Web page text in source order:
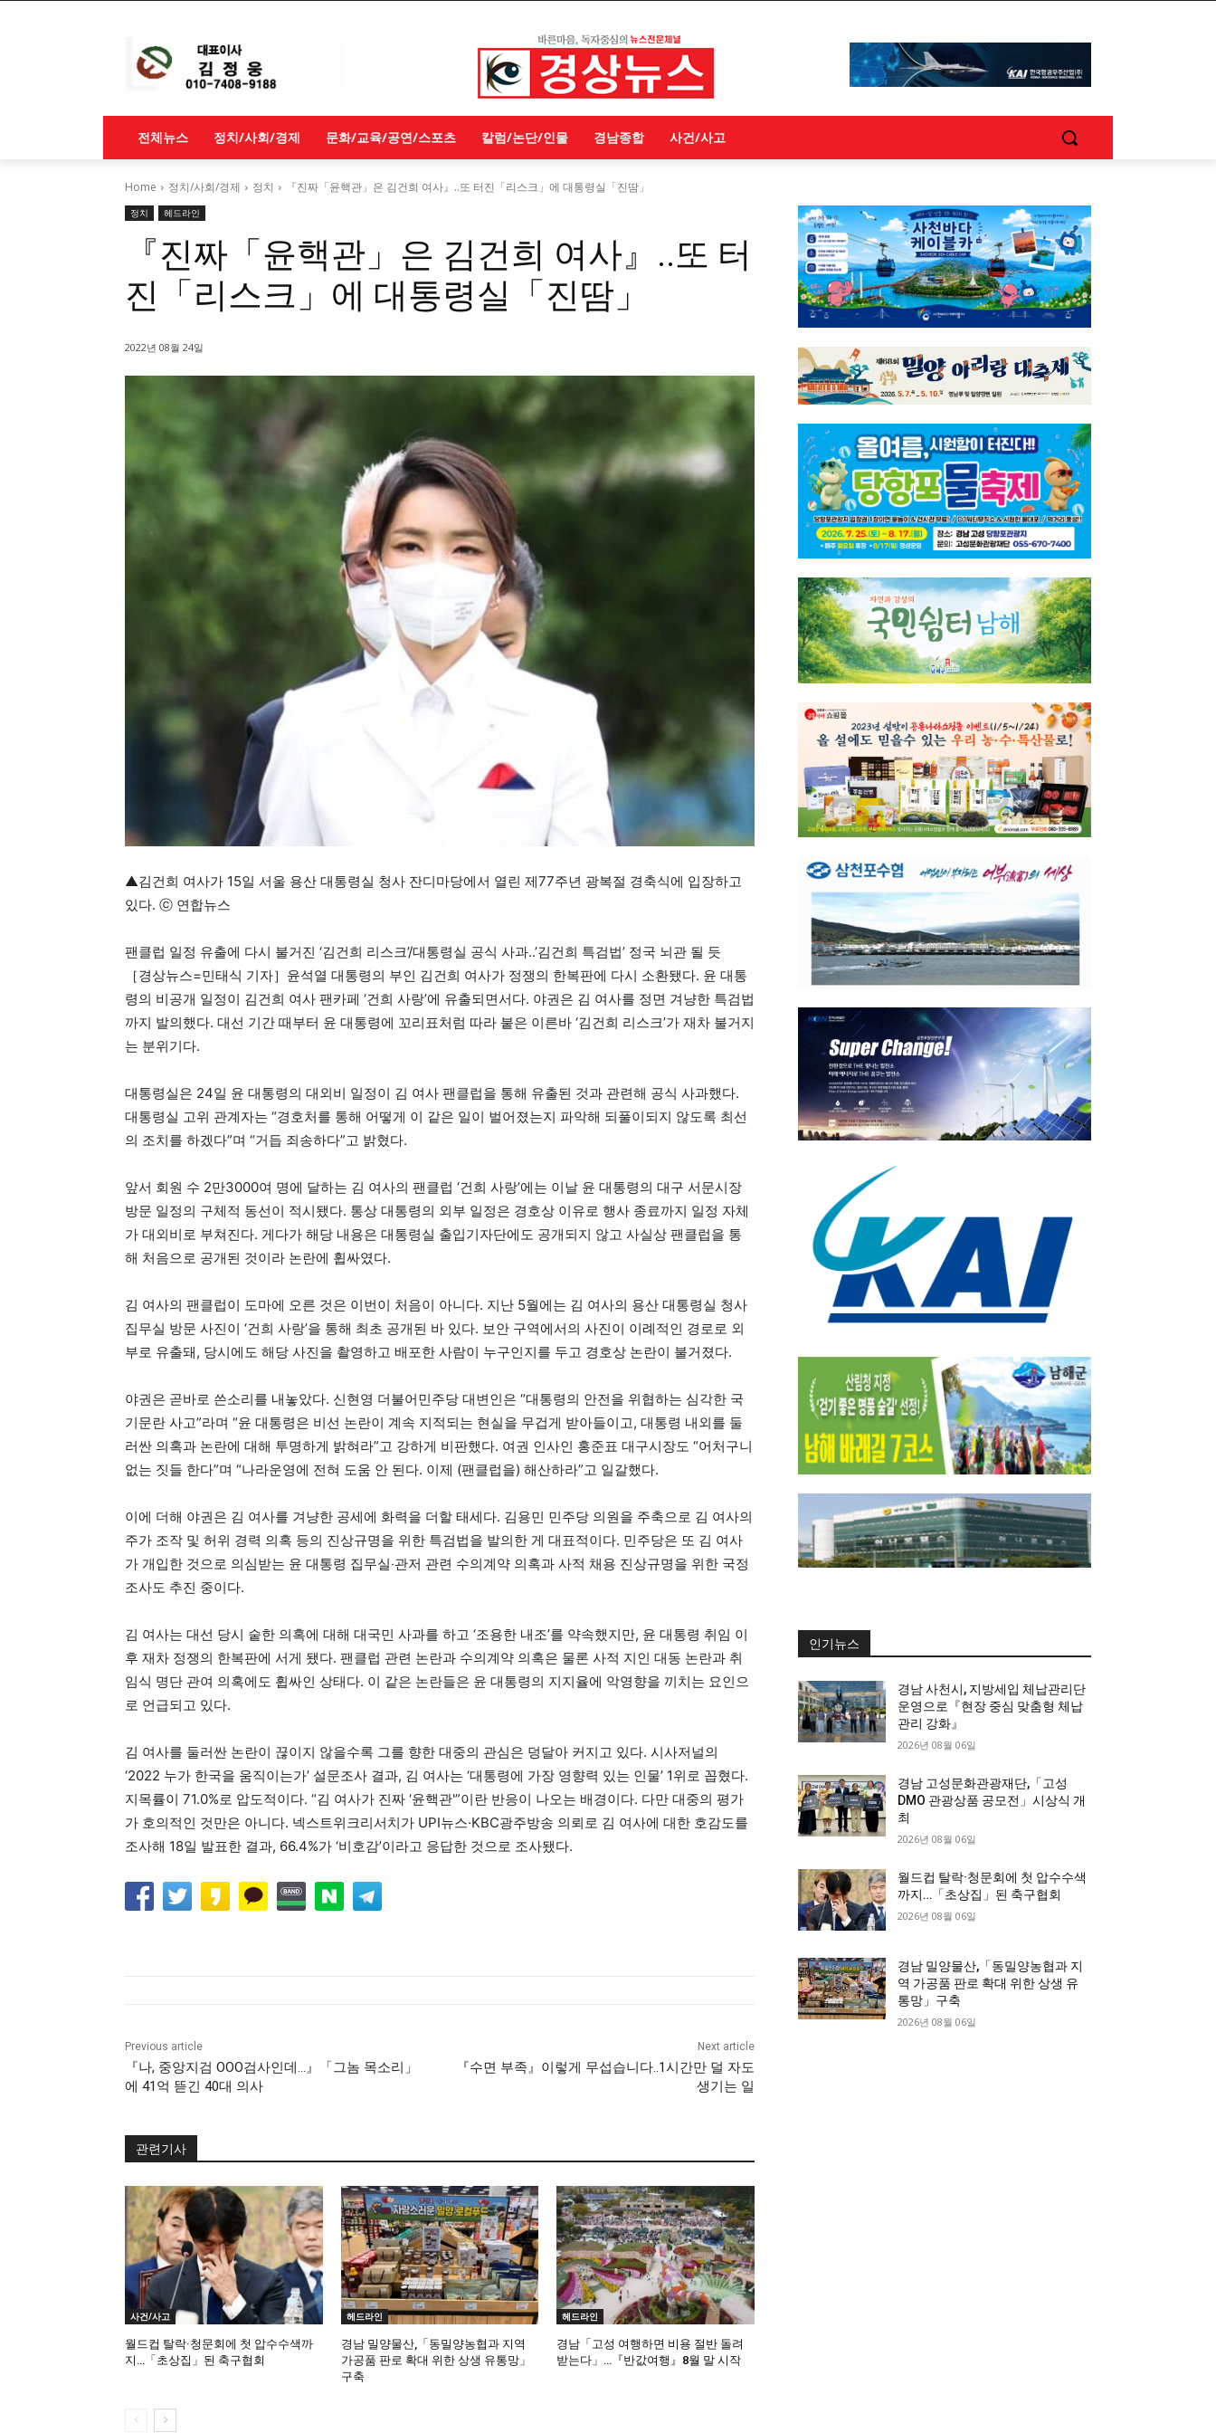
전체뉴스 정치/사회/경제 문화/교육/공연/스포츠 칼럼/논단/인물 경남종합 사건/사고
Home 정치/사회/경제 정치 『진짜「윤핵관」은 김건희 여사』..또 터진「리스크」에 대통령실「진땀」
정치 헤드라인
『진짜「윤핵관」은 김건희 여사』..또 터
진「리스크」에 대통령실「진땀」
2022년 08월 24일
▲김건희 여사가 15일 서울 용산 대통령실 청사 잔디마당에서 열린 제77주년 광복절 경축식에 입장하고
있다. ⓒ 연합뉴스
팬클럽 일정 유출에 다시 불거진 ‘김건희 리스크’/대통령실 공식 사과..’김건희 특검법’ 정국 뇌관 될 듯
［경상뉴스=민태식 기자］윤석열 대통령의 부인 김건희 여사가 정쟁의 한복판에 다시 소환됐다. 윤 대통
령의 비공개 일정이 김건희 여사 팬카페 ‘건희 사랑’에 유출되면서다. 야권은 김 여사를 정면 겨냥한 특검법
까지 발의했다. 대선 기간 때부터 윤 대통령에 꼬리표처럼 따라 붙은 이른바 ‘김건희 리스크’가 재차 불거지
는 분위기다.
대통령실은 24일 윤 대통령의 대외비 일정이 김 여사 팬클럽을 통해 유출된 것과 관련해 공식 사과했다.
대통령실 고위 관계자는 “경호처를 통해 어떻게 이 같은 일이 벌어졌는지 파악해 되풀이되지 않도록 최선
의 조치를 하겠다”며 “거듭 죄송하다”고 밝혔다.
앞서 회원 수 2만3000여 명에 달하는 김 여사의 팬클럽 ‘건희 사랑’에는 이날 윤 대통령의 대구 서문시장
방문 일정의 구체적 동선이 적시됐다. 통상 대통령의 외부 일정은 경호상 이유로 행사 종료까지 일정 자체
가 대외비로 부쳐진다. 게다가 해당 내용은 대통령실 출입기자단에도 공개되지 않고 사실상 팬클럽을 통
해 처음으로 공개된 것이라 논란에 휩싸였다.
김 여사의 팬클럽이 도마에 오른 것은 이번이 처음이 아니다. 지난 5월에는 김 여사의 용산 대통령실 청사
집무실 방문 사진이 ‘건희 사랑’을 통해 최초 공개된 바 있다. 보안 구역에서의 사진이 이례적인 경로로 외
부로 유출돼, 당시에도 해당 사진을 촬영하고 배포한 사람이 누구인지를 두고 경호상 논란이 불거졌다.
야권은 곧바로 쓴소리를 내놓았다. 신현영 더불어민주당 대변인은 “대통령의 안전을 위협하는 심각한 국
기문란 사고”라며 “윤 대통령은 비선 논란이 계속 지적되는 현실을 무겁게 받아들이고, 대통령 내외를 둘
러싼 의혹과 논란에 대해 투명하게 밝혀라”고 강하게 비판했다. 여권 인사인 홍준표 대구시장도 “어처구니
없는 짓들 한다”며 “나라운영에 전혀 도움 안 된다. 이제 (팬클럽을) 해산하라”고 일갈했다.
이에 더해 야권은 김 여사를 겨냥한 공세에 화력을 더할 태세다. 김용민 민주당 의원을 주축으로 김 여사의
주가 조작 및 허위 경력 의혹 등의 진상규명을 위한 특검법을 발의한 게 대표적이다. 민주당은 또 김 여사
가 개입한 것으로 의심받는 윤 대통령 집무실‧관저 관련 수의계약 의혹과 사적 채용 진상규명을 위한 국정
조사도 추진 중이다.
김 여사는 대선 당시 숱한 의혹에 대해 대국민 사과를 하고 ‘조용한 내조’를 약속했지만, 윤 대통령 취임 이
후 재차 정쟁의 한복판에 서게 됐다. 팬클럽 관련 논란과 수의계약 의혹은 물론 사적 지인 대동 논란과 취
임식 명단 관여 의혹에도 휩싸인 상태다. 이 같은 논란들은 윤 대통령의 지지율에 악영향을 끼치는 요인으
로 언급되고 있다.
김 여사를 둘러싼 논란이 끊이지 않을수록 그를 향한 대중의 관심은 덩달아 커지고 있다. 시사저널의
‘2022 누가 한국을 움직이는가’ 설문조사 결과, 김 여사는 ‘대통령에 가장 영향력 있는 인물’ 1위로 꼽혔다.
지목률이 71.0%로 압도적이다. “김 여사가 진짜 ‘윤핵관'”이란 반응이 나오는 배경이다. 다만 대중의 평가
가 호의적인 것만은 아니다. 넥스트위크리서치가 UPI뉴스·KBC광주방송 의뢰로 김 여사에 대한 호감도를
조사해 18일 발표한 결과, 66.4%가 ‘비호감’이라고 응답한 것으로 조사됐다.
Previous article
『나, 중앙지검 OOO검사인데…』「그놈 목소리」
에 41억 뜯긴 40대 의사
Next article
『수면 부족』이렇게 무섭습니다..1시간만 덜 자도
생기는 일
관련기사
사건/사고
월드컵 탈락·청문회에 첫 압수수색까
지…「초상집」된 축구협회
헤드라인
경남 밀양물산,「동밀양농협과 지역
가공품 판로 확대 위한 상생 유통망」
구축
헤드라인
경남「고성 여행하면 비용 절반 돌려
받는다」…『반값여행』8월 말 시작
인기뉴스
경남 사천시, 지방세입 체납관리단
운영으로『현장 중심 맞춤형 체납
관리 강화』
2026년 08월 06일
경남 고성문화관광재단,「고성
DMO 관광상품 공모전」시상식 개
최
2026년 08월 06일
월드컵 탈락·청문회에 첫 압수수색
까지…「초상집」된 축구협회
2026년 08월 06일
경남 밀양물산,「동밀양농협과 지
역 가공품 판로 확대 위한 상생 유
통망」구축
2026년 08월 06일